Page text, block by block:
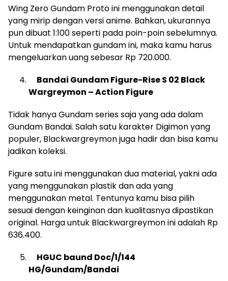
Wing Zero Gundam Proto ini menggunakan detail
yang mirip dengan versi anime. Bahkan, ukurannya
pun dibuat 1:100 seperti pada poin-poin sebelumnya.
Untuk mendapatkan gundam ini, maka kamu harus
mengeluarkan uang sebesar Rp 720.000.
Bandai Gundam Figure-Rise S 02 Black
Wargreymon – Action Figure
Tidak hanya Gundam series saja yang ada dalam
Gundam Bandai. Salah satu karakter Digimon yang
populer, Blackwargreymon juga hadir dan bisa kamu
jadikan koleksi.
Figure satu ini menggunakan dua material, yakni ada
yang menggunakan plastik dan ada yang
menggunakan metal. Tentunya kamu bisa pilih
sesuai dengan keinginan dan kualitasnya dipastikan
original. Harga untuk Blackwargreymon ini adalah Rp
636.400.
HGUC baund Doc/1/144
HG/Gundam/Bandai